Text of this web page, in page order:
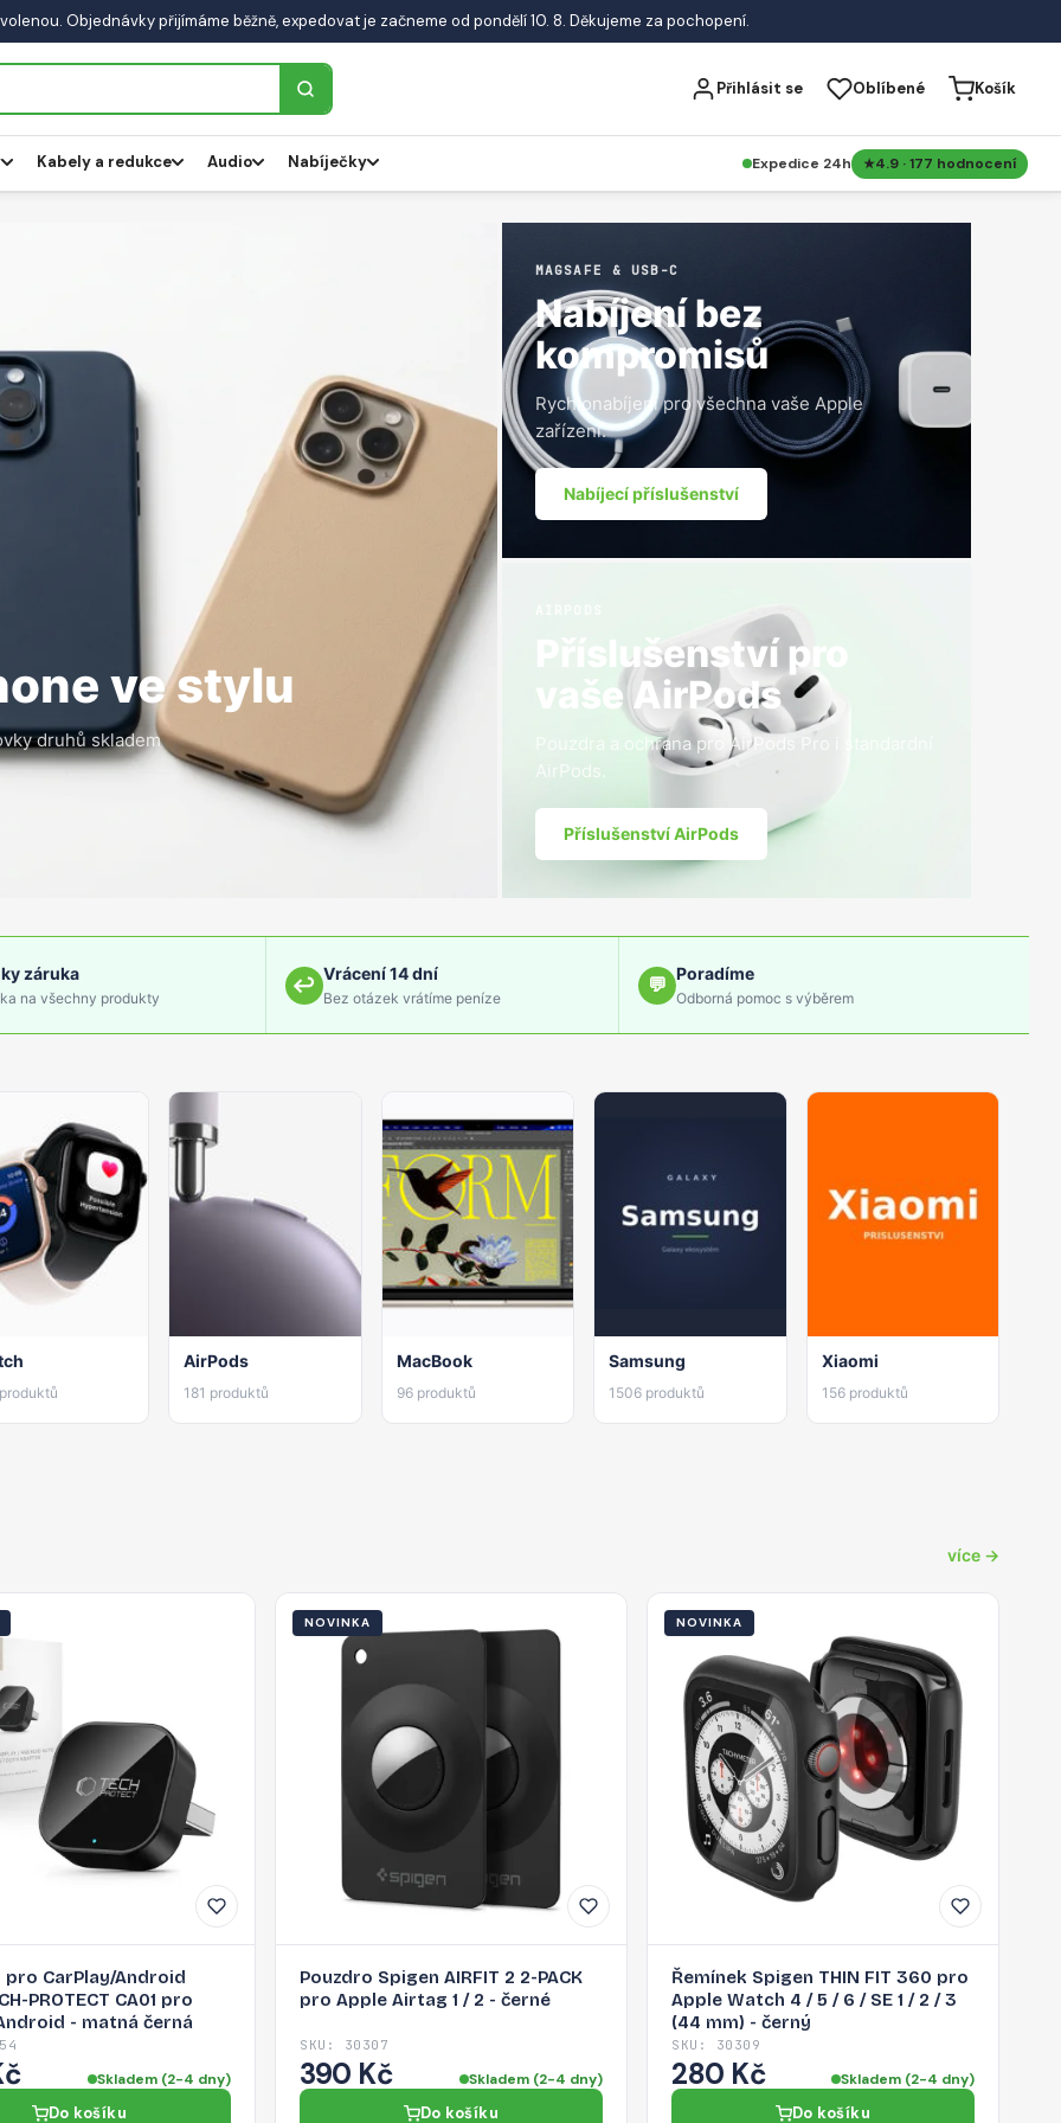
Objednávky přijímáme běžně, expedovat je začneme od pondělí 10. 8. Děkujeme za pochopení.
Přihlásit se Oblíbené Košík
Kabely a redukce Audio Nabíječky Expedice 24h 4.9 · 177 hodnocení
ve stylu
druhů skladem
MAGSAFE & USB-C
Nabíjení bez
kompromisů
Rychlonabíjení pro všechna vaše Apple
zařízení.
Nabíjecí příslušenství
Příslušenství pro
vaše AirPods
Pouzdra a ochrana pro AirPods Pro i standardní
AirPods.
Příslušenství AirPods
záruka
na všechny produkty
Vrácení 14 dní
Bez otázek vrátíme peníze
Poradíme
Odborná pomoc s výběrem
AirPods
181 produktů
MacBook
96 produktů
Samsung
1506 produktů
Xiaomi
156 produktů
více →
CarPlay/Android
PROTECT CA01 pro
- matná černá
Skladem (2-4 dny)
Do košíku
NOVINKA
Pouzdro Spigen AIRFIT 2 2-PACK
pro Apple Airtag 1 / 2 - černé
SKU: 30307
390 Kč Skladem (2-4 dny)
Do košíku
NOVINKA
Řemínek Spigen THIN FIT 360 pro
Apple Watch 4 / 5 / 6 / SE 1 / 2 / 3
(44 mm) - černý
SKU: 30309
280 Kč Skladem (2-4 dny)
Do košíku